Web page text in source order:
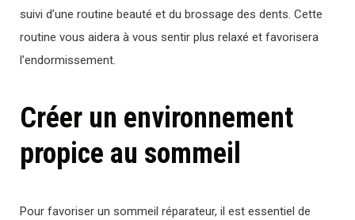
suivi d’une routine beauté et du brossage des dents. Cette
routine vous aidera à vous sentir plus relaxé et favorisera
l’endormissement.
Créer un environnement
propice au sommeil
Pour favoriser un sommeil réparateur, il est essentiel de